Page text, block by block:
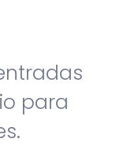
para